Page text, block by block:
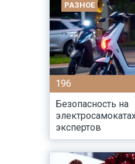
РАЗНОЕ
196
Безопасность на
экспертов